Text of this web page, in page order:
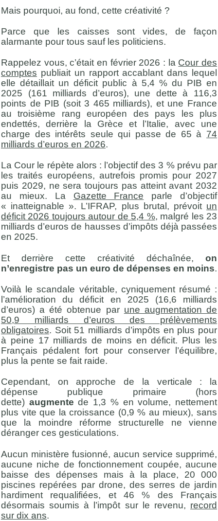
Mais pourquoi, au fond, cette créativité ?
Parce que les caisses sont vides, de façon
alarmante pour tous sauf les politiciens.
Rappelez vous, c’était en février 2026 : la Cour des
comptes publiait un rapport accablant dans lequel
elle détaillait un déficit public à 5,4 % du PIB en
2025 (161 milliards d’euros), une dette à 116,3
points de PIB (soit 3 465 milliards), et une France
au troisième rang européen des pays les plus
endettés, derrière la Grèce et l’Italie, avec une
charge des intérêts seule qui passe de 65 à 74
milliards d’euros en 2026.
La Cour le répète alors : l’objectif des 3 % prévu par
les traités européens, autrefois promis pour 2027
puis 2029, ne sera toujours pas atteint avant 2032
au mieux. La Gazette France parle d’objectif
« inatteignable ». L’IFRAP, plus brutal, prévoit un
déficit 2026 toujours autour de 5,4 %, malgré les 23
milliards d’euros de hausses d’impôts déjà passées
en 2025.
Et derrière cette créativité déchaînée, on
n’enregistre pas un euro de dépenses en moins.
Voilà le scandale véritable, cyniquement résumé :
l’amélioration du déficit en 2025 (16,6 milliards
d’euros) a été obtenue par une augmentation de
50,9 milliards d’euros des prélèvements
obligatoires. Soit 51 milliards d’impôts en plus pour
à peine 17 milliards de moins en déficit. Plus les
Français pédalent fort pour conserver l’équilibre,
plus la pente se fait raide.
Cependant, on approche de la verticale : la
dépense publique primaire (hors
dette) augmente de 1,3 % en volume, nettement
plus vite que la croissance (0,9 % au mieux), sans
que la moindre réforme structurelle ne vienne
déranger ces gesticulations.
Aucun ministère fusionné, aucun service supprimé,
aucune niche de fonctionnement coupée, aucune
baisse des dépenses mais à la place, 20 000
piscines repérées par drone, des serres de jardin
hardiment requalifiées, et 46 % des Français
désormais soumis à l’impôt sur le revenu, record
sur dix ans.